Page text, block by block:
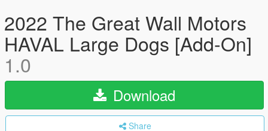
2022 The Great Wall Motors
HAVAL Large Dogs [Add-On]
1.0
Download
Share